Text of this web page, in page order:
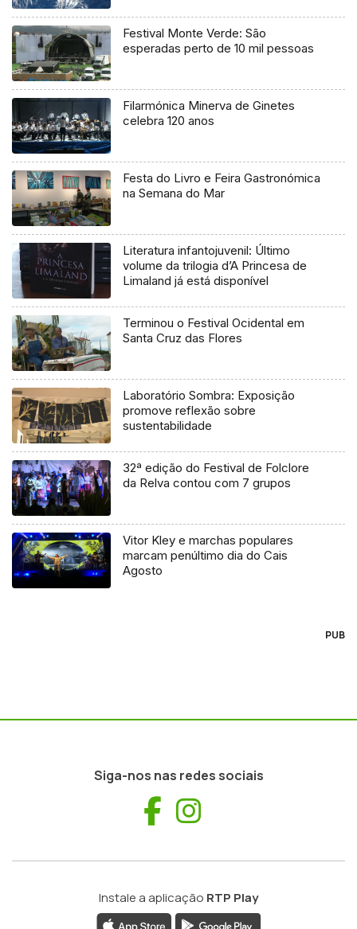
Festival Monte Verde: São
esperadas perto de 10 mil pessoas
Filarmónica Minerva de Ginetes
celebra 120 anos
Festa do Livro e Feira Gastronómica
na Semana do Mar
Literatura infantojuvenil: Último
volume da trilogia d’A Princesa de
Limaland já está disponível
Terminou o Festival Ocidental em
Santa Cruz das Flores
Laboratório Sombra: Exposição
promove reflexão sobre
sustentabilidade
32ª edição do Festival de Folclore
da Relva contou com 7 grupos
Vitor Kley e marchas populares
marcam penúltimo dia do Cais
Agosto
PUB
Siga-nos nas redes sociais
Facebook
Instale a aplicação RTP Play